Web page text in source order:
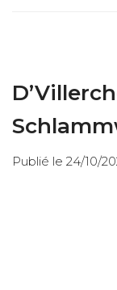
Publié le 24/10/